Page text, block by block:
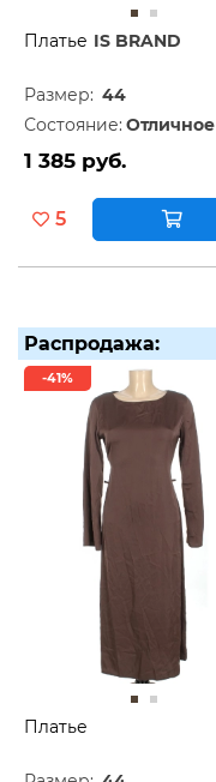
Платье IS BRAND
Размер: 44
Состояние: Отличное
1 385 руб.
5
Распродажа:
-41%
Платье